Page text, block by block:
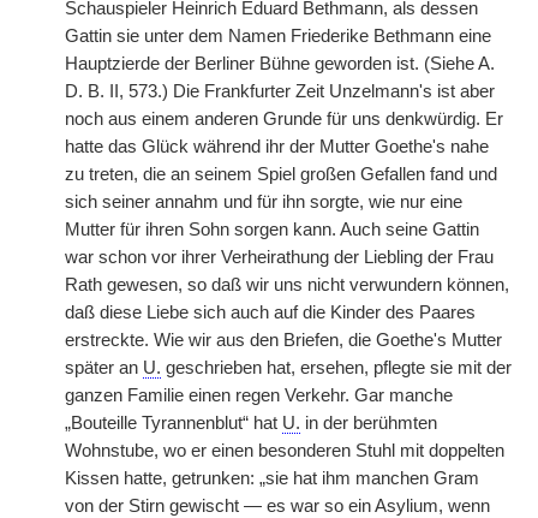
Schauspieler Heinrich Eduard Bethmann, als dessen
Gattin sie unter dem Namen Friederike Bethmann eine
Hauptzierde der Berliner Bühne geworden ist. (Siehe A.
D. B. II, 573.) Die Frankfurter Zeit Unzelmann's ist aber
noch aus einem anderen Grunde für uns denkwürdig. Er
hatte das Glück während ihr der Mutter Goethe's nahe
zu treten, die an seinem Spiel großen Gefallen fand und
sich seiner annahm und für ihn sorgte, wie nur eine
Mutter für ihren Sohn sorgen kann. Auch seine Gattin
war schon vor ihrer Verheirathung der Liebling der Frau
Rath gewesen, so daß wir uns nicht verwundern können,
daß diese Liebe sich auch auf die Kinder des Paares
erstreckte. Wie wir aus den Briefen, die Goethe's Mutter
später an U. geschrieben hat, ersehen, pflegte sie mit der
ganzen Familie einen regen Verkehr. Gar manche
„Bouteille Tyrannenblut“ hat U. in der berühmten
Wohnstube, wo er einen besonderen Stuhl mit doppelten
Kissen hatte, getrunken: „sie hat ihm manchen Gram
von der Stirn gewischt — es war so ein Asylium, wenn